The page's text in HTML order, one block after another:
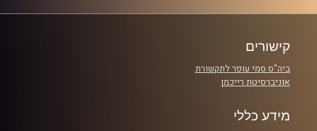
קישורים
ביה"ס סמי עופר לתקשורת
אוניברסיטת רייכמן
מידע כללי